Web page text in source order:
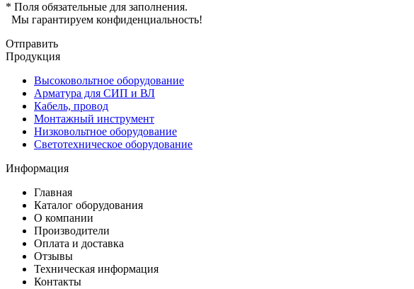
* Поля обязательные для заполнения.
Мы гарантируем конфиденциальность!
Отправить
Продукция
Высоковольтное оборудование
Арматура для СИП и ВЛ
Кабель, провод
Монтажный инструмент
Низковольтное оборудование
Светотехническое оборудование
Информация
Главная
Каталог оборудования
О компании
Производители
Оплата и доставка
Отзывы
Техническая информация
Контакты